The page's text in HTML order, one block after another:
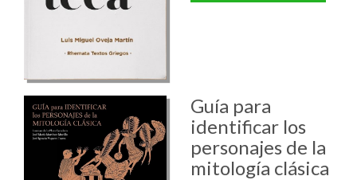
Guía para
identificar los
personajes de la
mitología clásica